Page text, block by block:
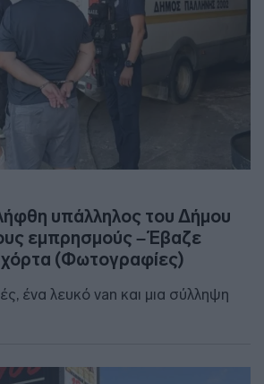
υπάλληλος του Δήμου
εμπρησμούς – Έβαζε
(Φωτογραφίες)
ένα λευκό van και μια σύλληψη